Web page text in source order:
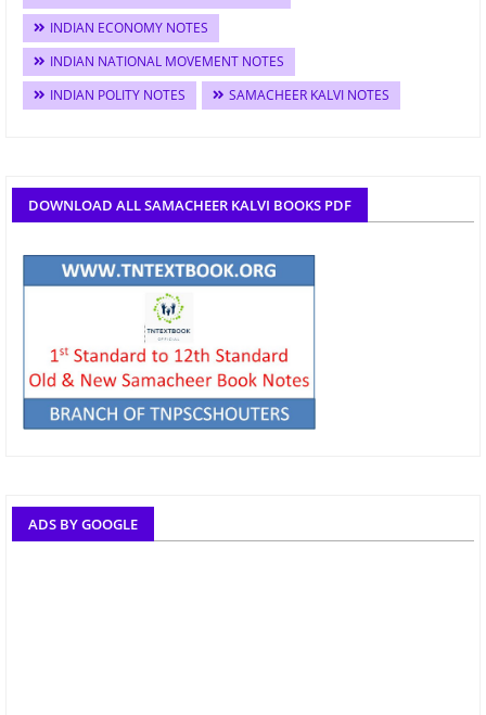
INDIAN ECONOMY NOTES
INDIAN NATIONAL MOVEMENT NOTES
INDIAN POLITY NOTES
SAMACHEER KALVI NOTES
DOWNLOAD ALL SAMACHEER KALVI BOOKS PDF
ADS BY GOOGLE